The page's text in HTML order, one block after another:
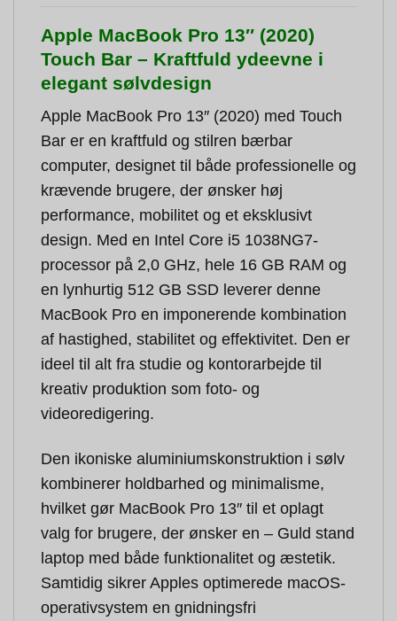
Apple MacBook Pro 13″ (2020)
Touch Bar – Kraftfuld ydeevne i
elegant sølvdesign
Apple MacBook Pro 13″ (2020) med Touch
Bar er en kraftfuld og stilren bærbar
computer, designet til både professionelle og
krævende brugere, der ønsker høj
performance, mobilitet og et eksklusivt
design. Med en Intel Core i5 1038NG7-
processor på 2,0 GHz, hele 16 GB RAM og
en lynhurtig 512 GB SSD leverer denne
MacBook Pro en imponerende kombination
af hastighed, stabilitet og effektivitet. Den er
ideel til alt fra studie og kontorarbejde til
kreativ produktion som foto- og
videoredigering.
Den ikoniske aluminiumskonstruktion i sølv
kombinerer holdbarhed og minimalisme,
hvilket gør MacBook Pro 13″ til et oplagt
valg for brugere, der ønsker en – Guld stand
laptop med både funktionalitet og æstetik.
Samtidig sikrer Apples optimerede macOS-
operativsystem en gnidningsfri